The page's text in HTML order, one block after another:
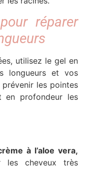
réparer
utilisez le gel en
longueurs et vos
les pointes
en profondeur les
à l’aloe vera,
les cheveux très